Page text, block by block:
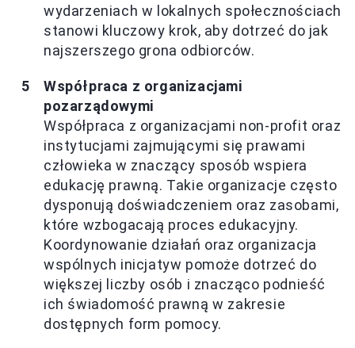
wydarzeniach w lokalnych społecznościach
stanowi kluczowy krok, aby dotrzeć do jak
najszerszego grona odbiorców.
Współpraca z organizacjami
pozarządowymi
Współpraca z organizacjami non-profit oraz
instytucjami zajmującymi się prawami
człowieka w znaczący sposób wspiera
edukację prawną. Takie organizacje często
dysponują doświadczeniem oraz zasobami,
które wzbogacają proces edukacyjny.
Koordynowanie działań oraz organizacja
wspólnych inicjatyw pomoże dotrzeć do
większej liczby osób i znacząco podnieść
ich świadomość prawną w zakresie
dostępnych form pomocy.